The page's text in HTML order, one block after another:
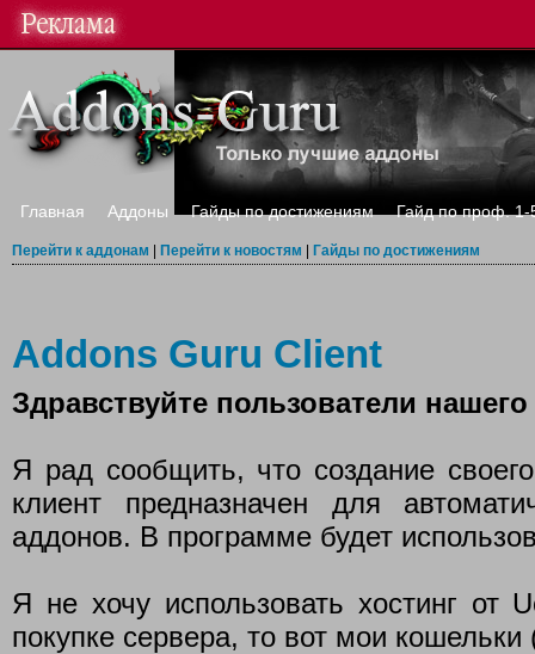
Главная Аддоны Гайды по достижениям Гайд по проф. 1-
Перейти к аддонам Перейти к новостям Гайды по достижениям
Addons Guru Client
Здравствуйте пользователи нашего
Я рад сообщить, что создание
клиент предназначен для
аддонов. В программе будет
Я не хочу использовать хостинг
покупке сервера, то вот мои